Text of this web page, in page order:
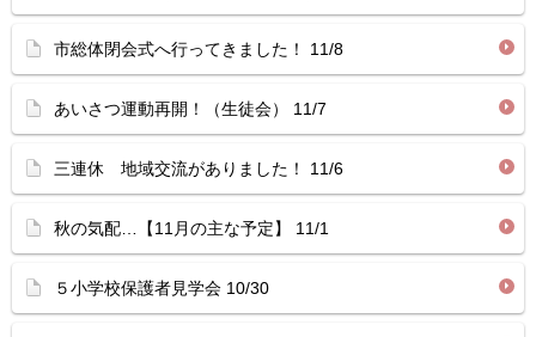
市総体閉会式へ行ってきました！ 11/8
あいさつ運動再開！（生徒会） 11/7
三連休 地域交流がありました！ 11/6
秋の気配…【11月の主な予定】 11/1
５小学校保護者見学会 10/30